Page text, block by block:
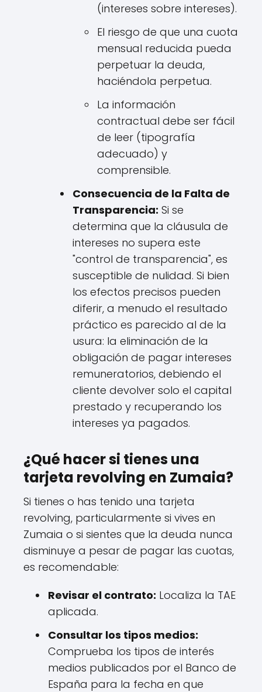
(intereses sobre intereses).
El riesgo de que una cuota
mensual reducida pueda
perpetuar la deuda,
haciéndola perpetua.
La información
contractual debe ser fácil
de leer (tipografía
adecuado) y
comprensible.
Consecuencia de la Falta de
Transparencia: Si se
determina que la cláusula de
intereses no supera este
"control de transparencia", es
susceptible de nulidad. Si bien
los efectos precisos pueden
diferir, a menudo el resultado
práctico es parecido al de la
usura: la eliminación de la
obligación de pagar intereses
remuneratorios, debiendo el
cliente devolver solo el capital
prestado y recuperando los
intereses ya pagados.
¿Qué hacer si tienes una
tarjeta revolving en Zumaia?
Si tienes o has tenido una tarjeta
revolving, particularmente si vives en
Zumaia o si sientes que la deuda nunca
disminuye a pesar de pagar las cuotas,
es recomendable:
Revisar el contrato: Localiza la TAE
aplicada.
Consultar los tipos medios:
Comprueba los tipos de interés
medios publicados por el Banco de
España para la fecha en que